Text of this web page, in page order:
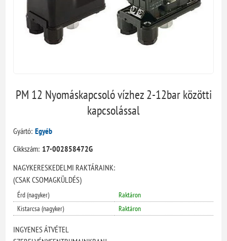
PM 12 Nyomáskapcsoló vízhez 2-12bar közötti
kapcsolással
Gyártó: Egyéb
Cikkszám: 17-002858472G
NAGYKERESKEDELMI RAKTÁRAINK:
(CSAK CSOMAGKÜLDÉS)
Érd (nagyker)
Raktáron
Kistarcsa (nagyker)
Raktáron
INGYENES ÁTVÉTEL